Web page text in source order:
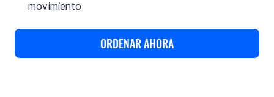
movimiento
ORDENAR AHORA